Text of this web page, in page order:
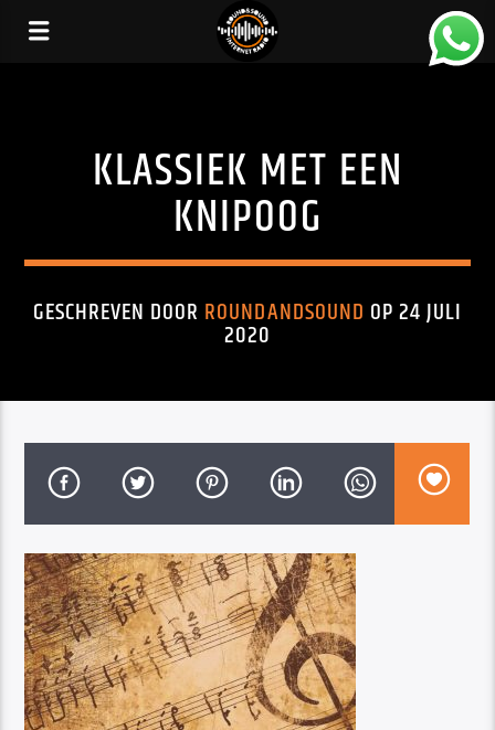
KLASSIEK MET EEN
KNIPOOG
GESCHREVEN DOOR ROUNDANDSOUND OP 24 JULI
2020